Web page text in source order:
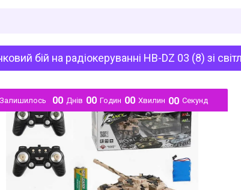
бій на радіокеруванні HB-DZ 03 (8) зі
Залишилось 00 Днів 00 Годин 00 Хвилин 00 Секунд